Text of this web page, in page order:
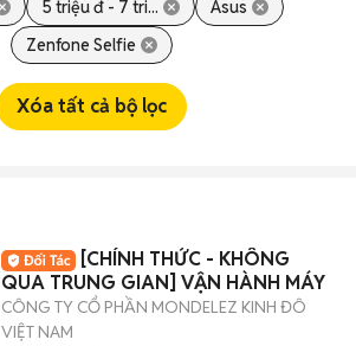
5 triệu đ - 7 tri...
Asus
Zenfone Selfie
Xóa tất cả bộ lọc
[CHÍNH THỨC - KHÔNG
QUA TRUNG GIAN] VẬN HÀNH MÁY
CÔNG TY CỔ PHẦN MONDELEZ KINH ĐÔ
VIỆT NAM